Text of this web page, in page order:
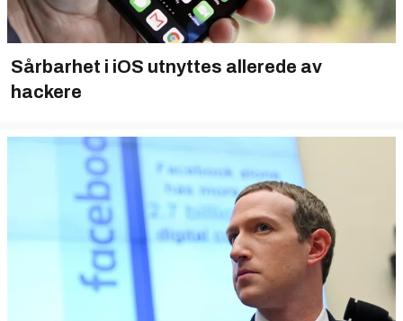
Sårbarhet i iOS utnyttes allerede av
hackere